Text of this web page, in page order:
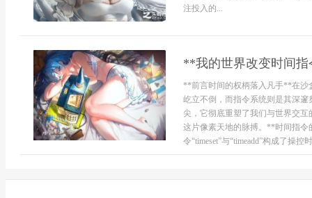
注投入的...
**我的世界改变时间
**前言时间的权柄落入凡手**在沙
屹立不倒，而指令系统则是其深
尖，它彻底重塑了我们与世界交
这片像素天地的脉搏。**时间指
令“timeset”与“timeadd”构成了操控